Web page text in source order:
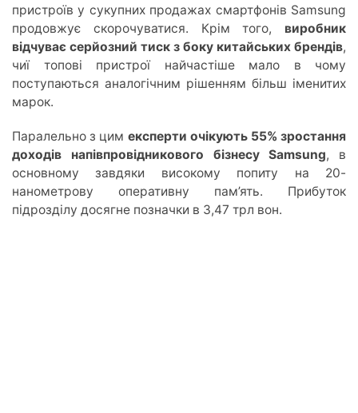
пристроїв у сукупних продажах смартфонів Samsung
продовжує скорочуватися. Крім того, виробник
відчуває серйозний тиск з боку китайських брендів,
чиї топові пристрої найчастіше мало в чому
поступаються аналогічним рішенням більш іменитих
марок.
Паралельно з цим експерти очікують 55% зростання
доходів напівпровідникового бізнесу Samsung, в
основному завдяки високому попиту на 20-
нанометрову оперативну пам’ять. Прибуток
підрозділу досягне позначки в 3,47 трл вон.